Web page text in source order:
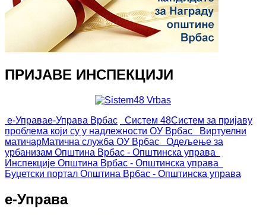
ПРИЈАВЕ ИНСПЕКЦИЈИ
е-Управае-Управа Врбас Систем 48Систем за пријаву
проблема који су у надлежности ОУ Врбас
Виртуелни
матичарМатична служба ОУ Врбас
Одељење за
урбанизам Општина Врбас - Општинска управа
Инспекције Општина Врбас - Општинска управа
Буџетски портал Општина Врбас - Општинска управа
е-Управа